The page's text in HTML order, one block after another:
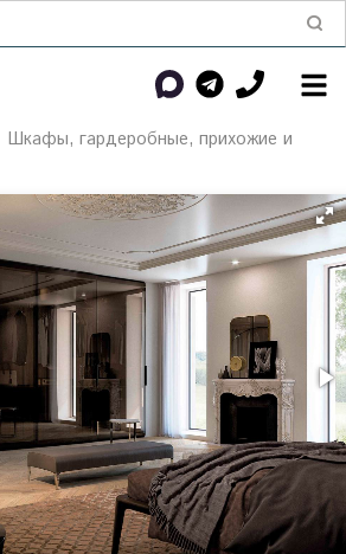
Шкафы, гардеробные, прихожие и